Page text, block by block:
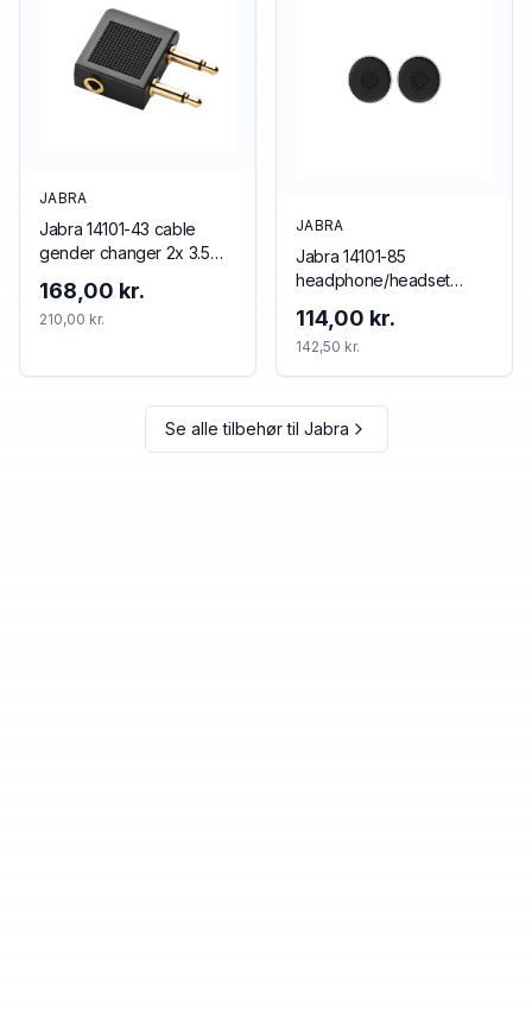
JABRA
Jabra 14101-43 cable
gender changer 2x 3.5
168,00 kr.
210,00 kr.
JABRA
Jabra 14101-85
headphone/headset
set
114,00 kr.
142,50 kr.
Se alle tilbehør til Jabra